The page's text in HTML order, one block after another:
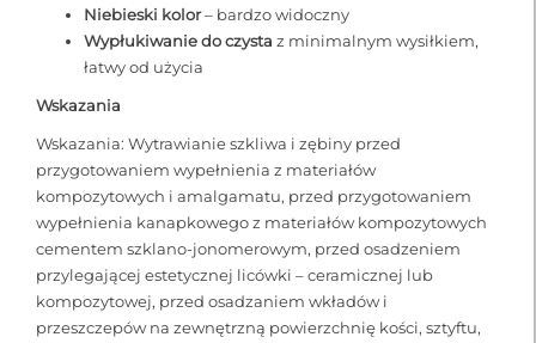
Niebieski kolor– bardzo widoczny
Wypłukiwanie do czysta z minimalnym wysiłkiem,
łatwy od użycia
Wskazania
Wskazania: Wytrawianie szkliwa i zębiny przed
przygotowaniem wypełnienia z materiałów
kompozytowych i amalgamatu, przed przygotowaniem
wypełnienia kanapkowego z materiałów kompozytowych
cementem szklano-jonomerowym, przed osadzeniem
przylegającej estetycznej licówki – ceramicznej lub
kompozytowej, przed osadzaniem wkładów i
przeszczepów na zewnętrzną powierzchnię kości, sztyftu,